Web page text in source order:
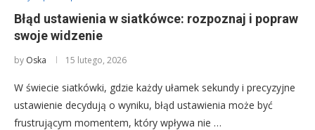
Błąd ustawienia w siatkówce: rozpoznaj i popraw
swoje widzenie
by Oska 15 lutego, 2026
W świecie siatkówki, gdzie każdy ułamek sekundy i precyzyjne
ustawienie decydują o wyniku, błąd ustawienia może być
frustrującym momentem, który wpływa nie …